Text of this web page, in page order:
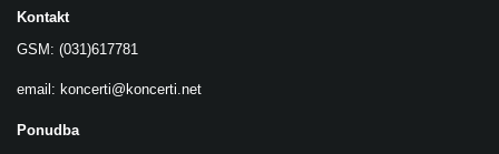
Kontakt
GSM: (031)617781
email: koncerti@koncerti.net
Ponudba